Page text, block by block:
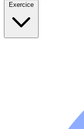
Exercice